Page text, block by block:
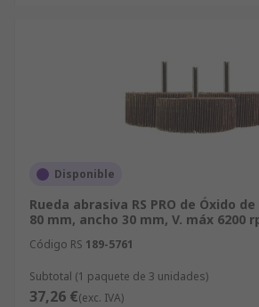
Disponible
Rueda abrasiva RS PRO de Óxido
80 mm, ancho 30 mm, V. máx 6200
Código RS 189-5761
Subtotal (1 paquete de 3 unidades)
37,26 €(exc. IVA)